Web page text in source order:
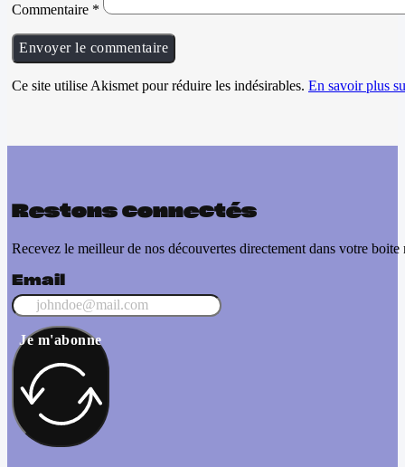
Commentaire *
Ce site utilise Akismet pour réduire les indésirables. En savoir plus
Restons connectés
Recevez le meilleur de nos découvertes directement dans votre boite
Email
Je m'abonne